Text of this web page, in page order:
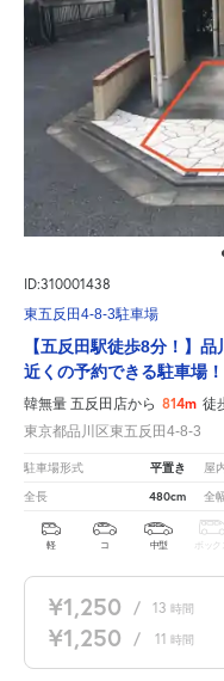
ID:310001438
東五反田4-8-3駐車場
【五反田駅徒歩8分！】
近くの予約できる駐車場！
韓無量 五反田店から 814m 徒
東京都品川区東五反田4-8-3
駐車場形式 平置き 屋
全長 480cm 全
軽 コ 中型 ボック
¥1,250 / 13 時間
¥1,250 / 11 時間